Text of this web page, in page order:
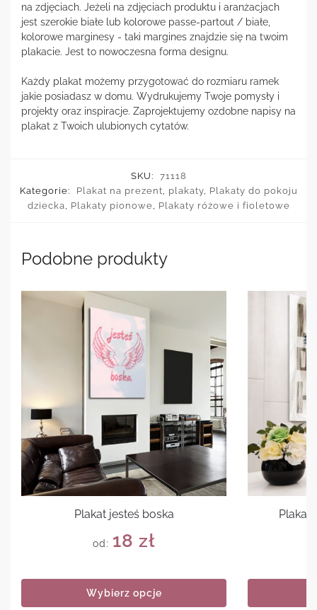
na zdjęciach. Jeżeli na zdjęciach produktu i aranżacjach
jest szerokie białe lub kolorowe passe-partout / białe,
kolorowe marginesy - taki margines znajdzie się na twoim
plakacie. Jest to nowoczesna forma designu.
Każdy plakat możemy przygotować do rozmiaru ramek
jakie posiadasz w domu. Wydrukujemy Twoje pomysły i
projekty oraz inspiracje. Zaprojektujemy ozdobne napisy na
plakat z Twoich ulubionych cytatów.
SKU:
71118
Kategorie:
Plakat na prezent plakaty, Plakaty do pokoju
dziecka
Plakaty pionowe Plakaty różowe i fioletowe
Podobne produkty
Plakat jesteś boska
od: 18 zł
Wybierz opcje
Plakat